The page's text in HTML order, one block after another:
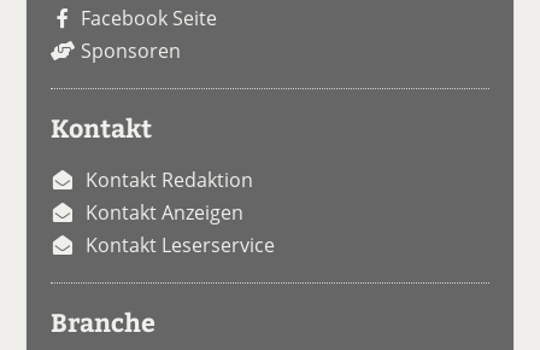
Facebook Seite
Sponsoren
Kontakt
Kontakt Redaktion
Kontakt Anzeigen
Kontakt Leserservice
Branche